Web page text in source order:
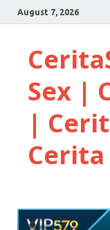
August 7, 2026
Sex |
|
Cerita